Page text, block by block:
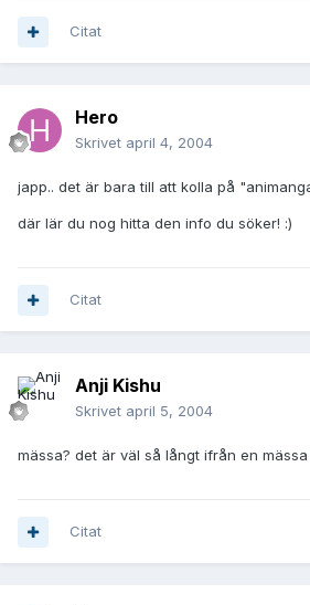
Citat
Hero
Skrivet april 4, 2004
japp.. det är bara till att kolla på
där lär du nog hitta den info du söker! :)
Citat
Anji Kishu
Skrivet april 5, 2004
mässa? det är väl så långt ifrån en
Citat